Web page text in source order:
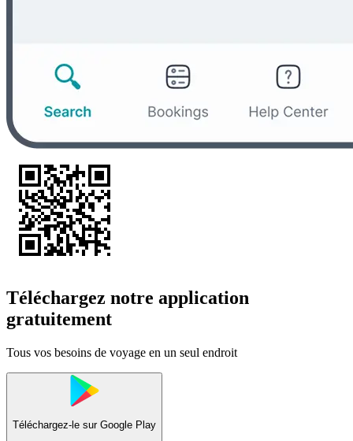
Téléchargez notre application
gratuitement
Tous vos besoins de voyage en un seul endroit
Téléchargez-le sur Google Play